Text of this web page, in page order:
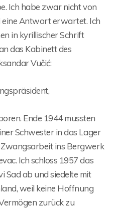
Ich habe zwar nicht von
eine Antwort erwartet. Ich
in kyrillischer Schrift
das Kabinett des
Vučić:
Ende 1944 mussten
Schwester in das Lager
ins Bergwerk
Ich schloss 1957 das
Sad ab und siedelte mit
weil keine Hoffnung
zurück zu